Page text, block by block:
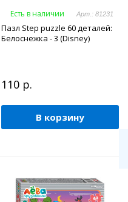
Есть в наличии Арт.: 81231
Пазл Step puzzle 60 деталей:
Белоснежка - 3 (Disney)
110 р.
В корзину